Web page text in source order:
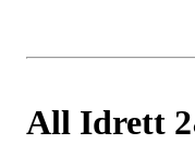
All Idrett